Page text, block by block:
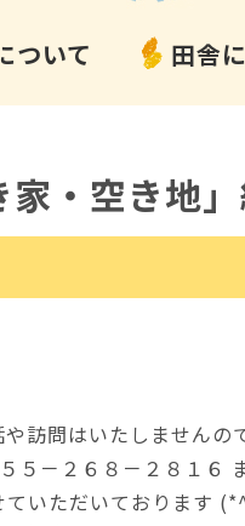
ついて 田舎
家・空き地
訪問はいたしませんの
５－２６８－２８１６
ていただいております